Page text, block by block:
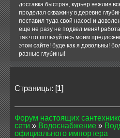
доставка быстрая, курьер вежлив
проделал скважину в деревне
поставил туда свой насос! и
еще не разу не подвел меня!
так что пользуйтесь моим
этом сайте! буде как я довольны!
разные глубины!
Страницы: [1]
Форум настоящих
сети » Водоснабжение »
официального импортера